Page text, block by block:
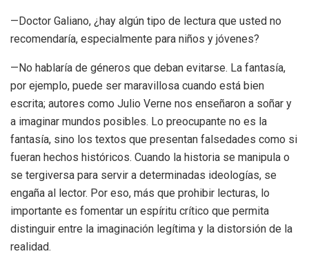
—Doctor Galiano, ¿hay algún tipo de lectura que usted no
recomendaría, especialmente para niños y jóvenes?
—No hablaría de géneros que deban evitarse. La fantasía,
por ejemplo, puede ser maravillosa cuando está bien
escrita; autores como Julio Verne nos enseñaron a soñar y
a imaginar mundos posibles. Lo preocupante no es la
fantasía, sino los textos que presentan falsedades como si
fueran hechos históricos. Cuando la historia se manipula o
se tergiversa para servir a determinadas ideologías, se
engaña al lector. Por eso, más que prohibir lecturas, lo
importante es fomentar un espíritu crítico que permita
distinguir entre la imaginación legítima y la distorsión de la
realidad.